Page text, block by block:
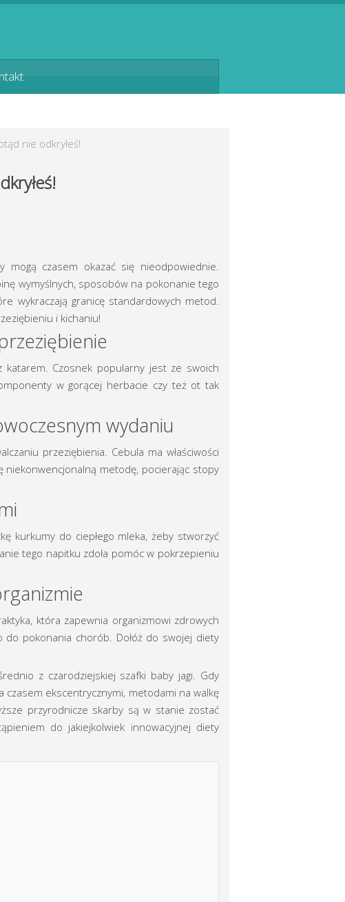
nie odkryłeś!
czasem okazać się nieodpowiednie.
wymyślnych, sposobów na pokonanie tego
wykraczają granicę standardowych metod.
i kichaniu!
Czosnek popularny jest ze swoich
w gorącej herbacie czy też ot tak
wydaniu
przeziębienia. Cebula ma właściwości
metodę, pocierając stopy
kurkumy do ciepłego mleka, żeby stworzyć
tego napitku zdoła pomóc w pokrzepieniu
która zapewnia organizmowi zdrowych
do pokonania chorób. Dołóż do swojej diety
z czarodziejskiej szafki baby jagi. Gdy
ekscentrycznymi, metodami na walkę
przyrodnicze skarby są w stanie zostać
do jakiejkolwiek innowacyjnej diety